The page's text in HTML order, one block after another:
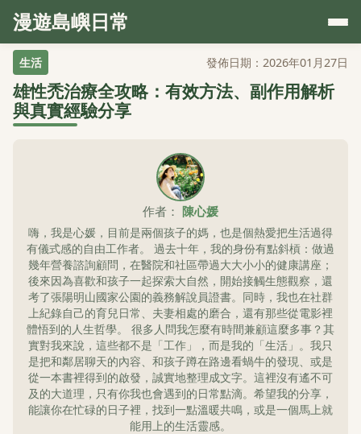
漫遊島嶼日常
生活 發佈日期：2026年01月27日
雄性禿治療全攻略：有效方法、副作用解析
與真實經驗分享
作者： 陳心媛
嗨，我是心媛，目前是兩個孩子的媽，也是個熱愛把生活過得
有儀式感的自由工作者。 過去十年，我的身份有點斜槓：做過
幾年營養諮詢顧問，在醫院和社區帶過大大小小的健康講座；
後來因為喜歡和孩子一起探索大自然，開始接觸生態觀察，還
考了張陽明山國家公園的義務解說員證書。同時，我也在社群
上紀錄自己的育兒日常、夫妻相處的磨合，還有那些從電影裡
體悟到的人生哲學。 很多人問我怎麼有時間兼顧這麼多事？其
實對我來說，這些都不是「工作」，而是我的「生活」。我只
是把和鄰居聊天的內容、和孩子蹲在路邊看蝸牛的發現、或是
從一本書裡得到的啟發，誠實地整理成文字。這裡沒有遙不可
及的大道理，只有你我也會遇到的日常點滴。希望我的分享，
能讓你在忙碌的日子裡，找到一點溫暖共鳴，或是一個馬上就
能用上的生活靈感。